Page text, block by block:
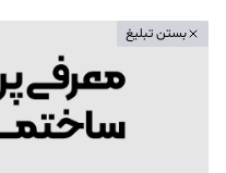
بستن تبلیغ